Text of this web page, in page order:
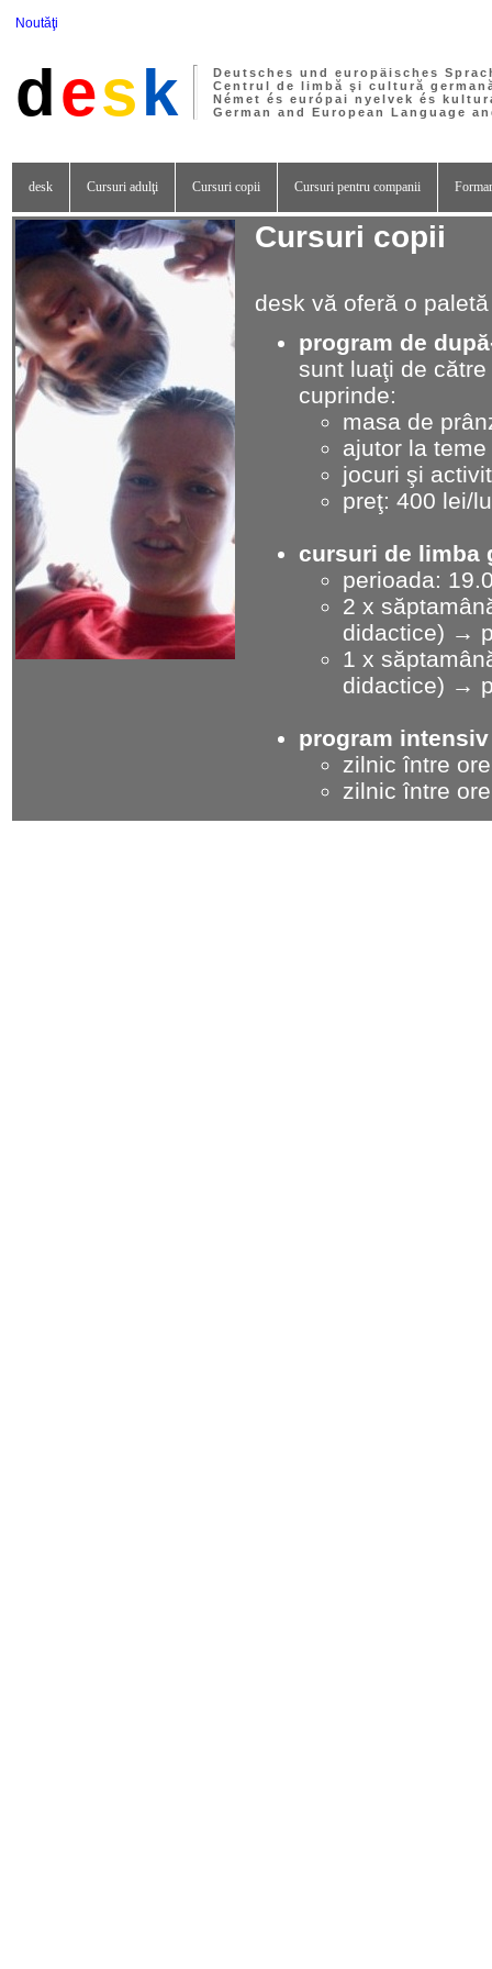
Noutăţi
desk
Deutsches und europäisches
Centrul de limbă şi cultură
Német és európai nyelvek és
German and European Language
desk Cursuri adulţi Cursuri copii Cursuri pentru companii
Cursuri copii
desk vă oferă o
program de
sunt luaţi de
cuprinde:
masa de
ajutor la teme
jocuri şi
preţ: 400 lei/
cursuri de limba
perioada:
2 x
didactice) →
1 x
didactice) →
program
zilnic între
zilnic între